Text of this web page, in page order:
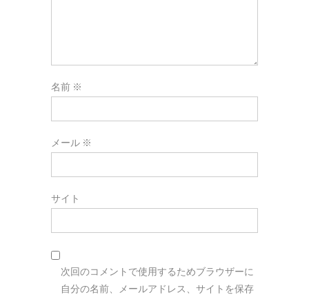
ン
名前 ※
メール ※
サイト
次回のコメントで使用するためブラウザーに
自分の名前、メールアドレス、サイトを保存